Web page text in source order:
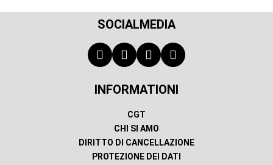
SOCIALMEDIA
INFORMATIONI
CGT
CHI SI AMO
DIRITTO DI CANCELLAZIONE
PROTEZIONE DEI DATI